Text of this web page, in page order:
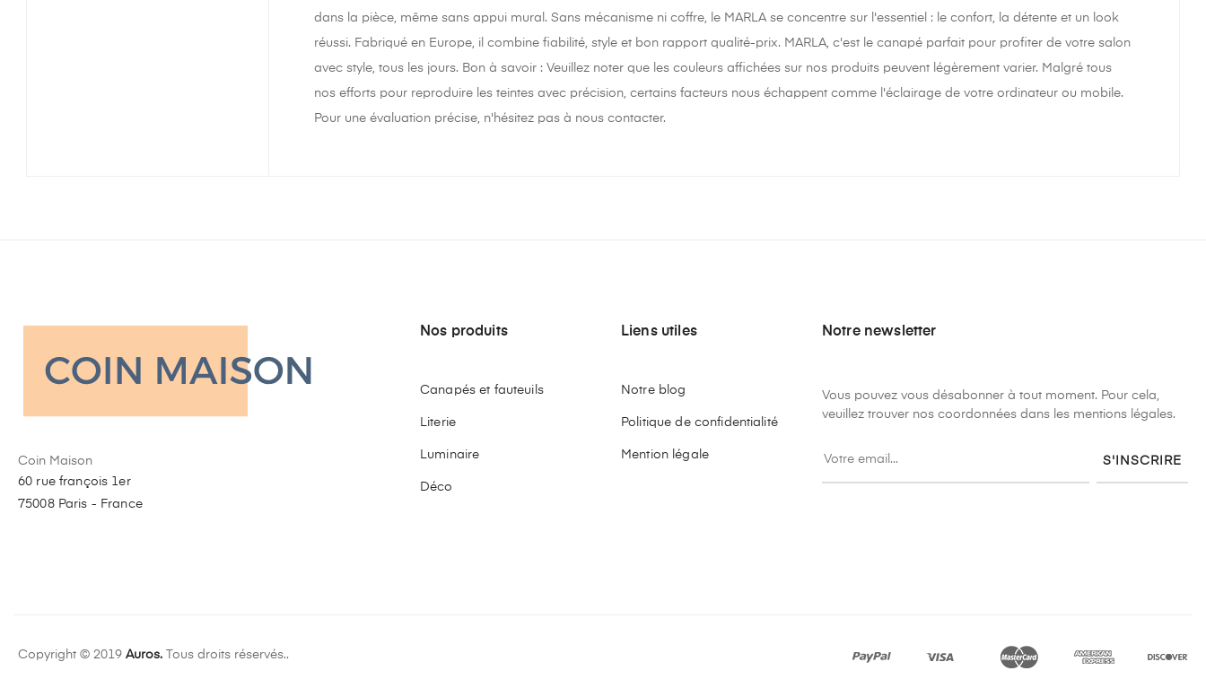
dans la pièce, même sans appui mural. Sans mécanisme ni coffre, le MARLA se concentre sur l'essentiel : le confort, la détente et un look
réussi. Fabriqué en Europe, il combine fiabilité, style et bon rapport qualité-prix. MARLA, c'est le canapé parfait pour profiter de votre salon
avec style, tous les jours. Bon à savoir : Veuillez noter que les couleurs affichées sur nos produits peuvent légèrement varier. Malgré tous
nos efforts pour reproduire les teintes avec précision, certains facteurs nous échappent comme l'éclairage de votre ordinateur ou mobile.
Pour une évaluation précise, n'hésitez pas à nous contacter.
Coin Maison
60 rue françois 1er
75008 Paris - France
Nos produits
Canapés et fauteuils
Literie
Luminaire
Déco
Liens utiles
Notre blog
Politique de confidentialité
Mention légale
Notre newsletter
Vous pouvez vous désabonner à tout moment. Pour cela,
veuillez trouver nos coordonnées dans les mentions légales.
S'INSCRIRE
Copyright © 2019 Auros. Tous droits réservés..